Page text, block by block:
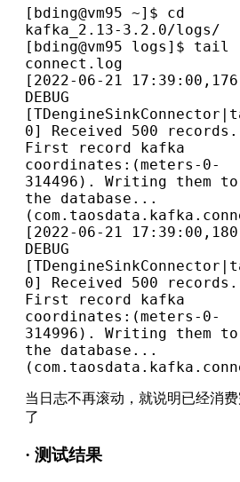
[bding@vm95 ~]$ cd
kafka_2.13-3.2.0/logs/
[bding@vm95 logs]$
connect.log
[2022-06-21
DEBUG
0] Received 500 records.
First record kafka
coordinates:(meters-0-
314496). Writing them to
the database...
[2022-06-21
DEBUG
0] Received 500 records.
First record kafka
coordinates:(meters-0-
314996). Writing them to
the database...
当日志不再滚动，就说明已经消
了
· 测试结果